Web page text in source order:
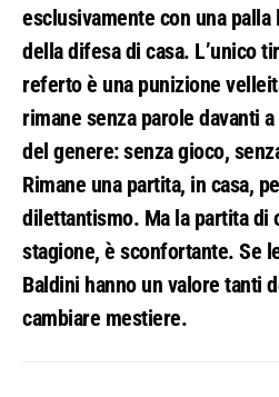
esclusivamente con una
della difesa di casa. L’unico
referto è una punizione
rimane senza parole davanti
del genere: senza gioco,
Rimane una partita, in casa,
dilettantismo. Ma la partita di
stagione, è sconfortante. Se
Baldini hanno un valore tanti
cambiare mestiere.